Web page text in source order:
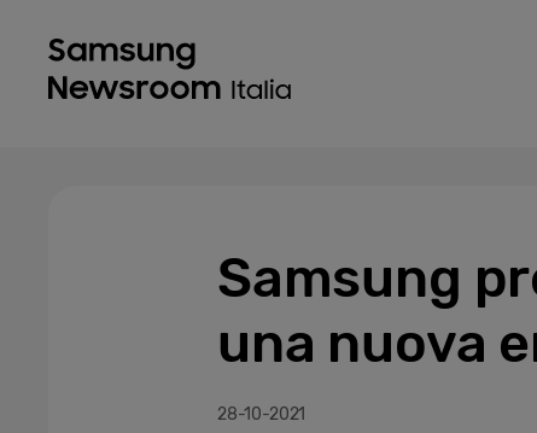
Samsung
una nuova
28-10-2021